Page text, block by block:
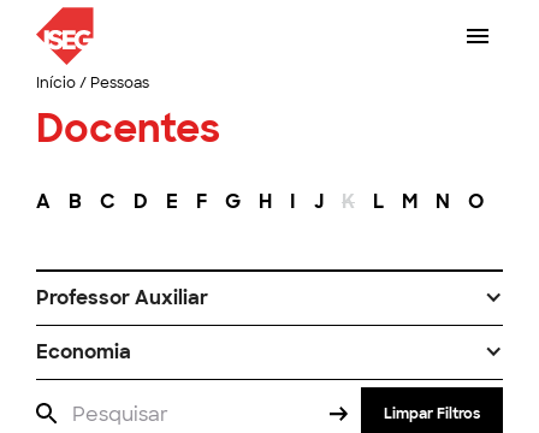
Início/ Pessoas
Docentes
A B C D E F G H I J K L M N O
Professor Auxiliar
Economia
Limpar Filtros